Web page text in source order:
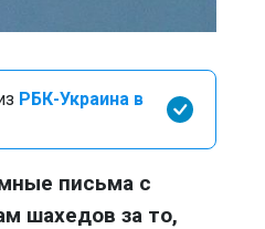
РБК-Украина в
письма с
шахедов за то,